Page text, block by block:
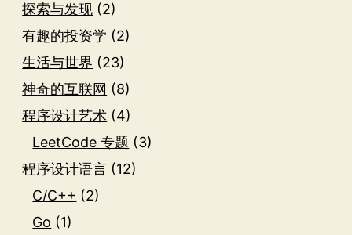
探索与发现 (2)
有趣的投资学 (2)
生活与世界 (23)
神奇的互联网 (8)
程序设计艺术 (4)
LeetCode 专题 (3)
程序设计语言 (12)
C/C++ (2)
Go (1)